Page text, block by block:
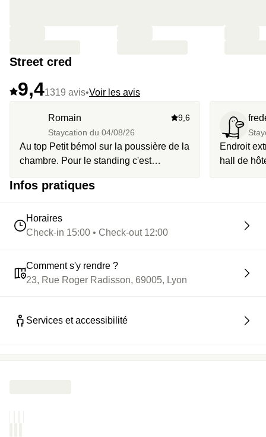
Street cred
9,41319 avis•Voir les avis
Romain
Staycation du 04/08/26
9,6
Au top Petit bémol sur la poussière de la
chambre. Pour le standing c'est
Endroit
hall de
Infos pratiques
Horaires
Check-in 15:00 • Check-out 12:00
Comment s'y rendre ?
23, Rue Roger Radisson, 69005, Lyon
Services et accessibilité